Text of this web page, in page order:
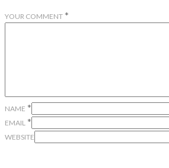
YOUR COMMENT *
NAME *
EMAIL *
WEBSITE